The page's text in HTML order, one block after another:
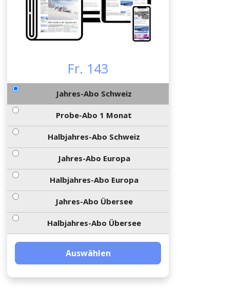
Fr. 143
Jahres-Abo Schweiz
Probe-Abo 1 Monat
Halbjahres-Abo Schweiz
Jahres-Abo Europa
Halbjahres-Abo Europa
Jahres-Abo Übersee
Halbjahres-Abo Übersee
Auswählen